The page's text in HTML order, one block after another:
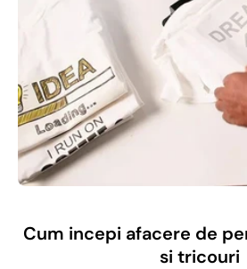
Cum incepi afacere de
si tricouri